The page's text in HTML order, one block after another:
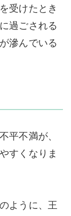
受けたとき
過ごされる
滲んでいる
平不満が、
すくなりま
ように、王